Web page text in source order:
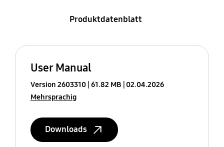
Produktdatenblatt
User Manual
Version 2603310 61.82 MB
02.04.2026
Mehrsprachig
Downloads